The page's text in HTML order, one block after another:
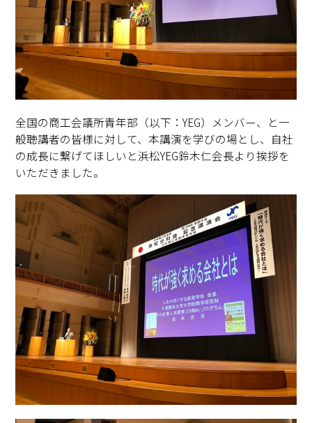
全国の商工会議所青年部（以下：YEG）メンバー、と一
般聴講者の皆様に対して、本講演を学びの場とし、自社
の成長に繋げてほしいと浜松YEG鈴木仁会長より挨拶を
いただきました。